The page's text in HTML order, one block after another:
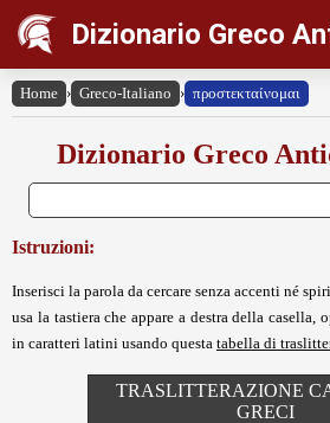
Dizionario Greco
Home › Greco-Italiano › προστεκταίνομαι
Dizionario Greco
Istruzioni:
Inserisci la parola da cercare senza accenti né
usa la tastiera che appare a destra della casella,
in caratteri latini usando questa tabella di
TRASLITTERAZIONE
GRECI